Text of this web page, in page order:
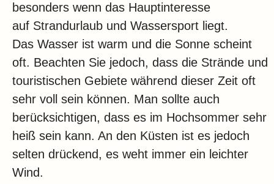
besonders wenn das Hauptinteresse
auf Strandurlaub und Wassersport liegt.
Das Wasser ist warm und die Sonne scheint
oft. Beachten Sie jedoch, dass die Strände und
touristischen Gebiete während dieser Zeit oft
sehr voll sein können. Man sollte auch
berücksichtigen, dass es im Hochsommer sehr
heiß sein kann. An den Küsten ist es jedoch
selten drückend, es weht immer ein leichter
Wind.